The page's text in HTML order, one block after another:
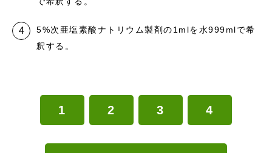
5%次亜塩素酸ナトリウム製剤の1mlを水999mlで希
釈する。
1 2 3 4